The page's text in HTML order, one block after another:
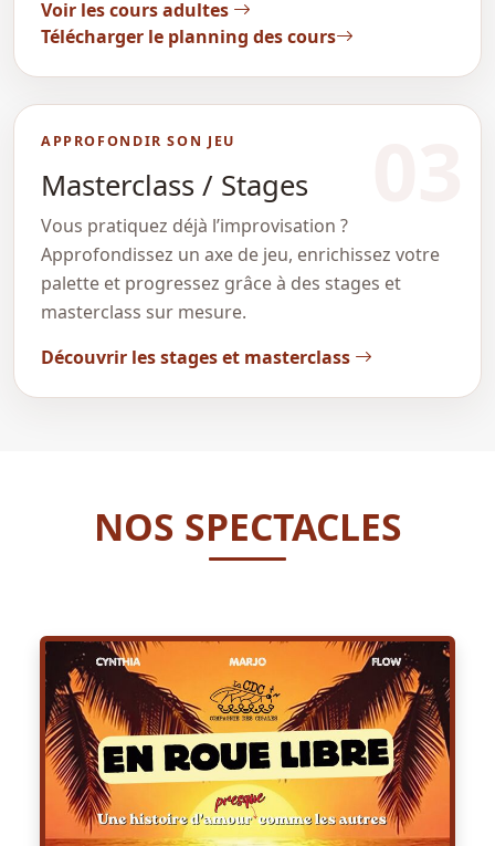
Voir les cours adultes
Télécharger le planning des cours
APPROFONDIR SON JEU
Masterclass / Stages
Vous pratiquez déjà l’improvisation ?
Approfondissez un axe de jeu, enrichissez votre
palette et progressez grâce à des stages et
masterclass sur mesure.
Découvrir les stages et masterclass
NOS SPECTACLES